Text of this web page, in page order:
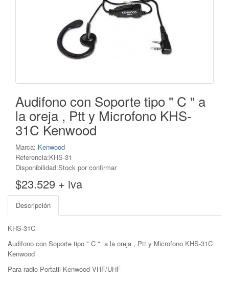
Audifono con Soporte tipo " C " a
la oreja , Ptt y Microfono KHS-
31C Kenwood
Marca: Kenwood
Referencia:KHS-31
Disponibilidad:Stock por confirmar
$23.529 + iva
Descripción
KHS-31C
Audifono con Soporte tipo " C " a la oreja , Ptt y Microfono KHS-31C
Kenwood
Para radio Portatil Kenwood VHF/UHF